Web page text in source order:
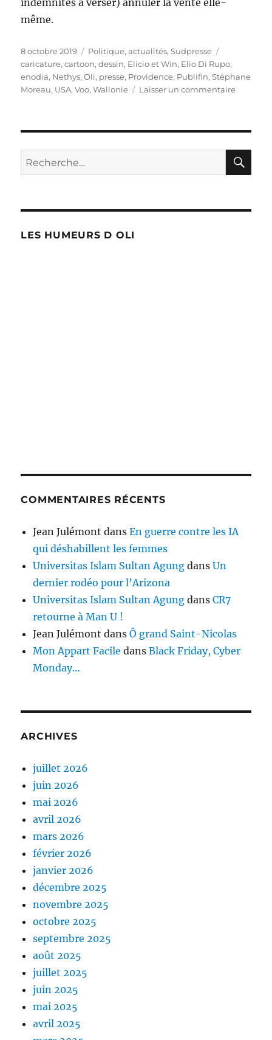
même.
Publié
le
8 octobre 2019 Catégories
Politique, actualités,Sudpresse
caricature,cartoon,dessin, Elicio et Win, Elio Di Rupo,
enodia, Nethys,Oli, presse, Providence, Publifin,Stéphane
Moreau, USA,Voo,Wallonie Laisser un commentairesur
vente
?
Recherche
pour :
LES HUMEURS D OLI
COMMENTAIRES RÉCENTS
Jean Julémont dansEn guerre contre les IA
qui déshabillent les femmes
Universitas Islam Sultan Agung dansUn
dernier rodéo pour l’Arizona
Universitas Islam Sultan Agung dansCR7
retourne à Man U !
Jean Julémont dansÔ grand Saint-Nicolas
Mon Appart Facile dansBlack Friday, Cyber
Monday…
ARCHIVES
juillet 2026
juin 2026
mai 2026
avril 2026
mars 2026
février 2026
janvier 2026
décembre 2025
novembre 2025
octobre 2025
septembre 2025
août 2025
juillet 2025
juin 2025
mai 2025
avril 2025